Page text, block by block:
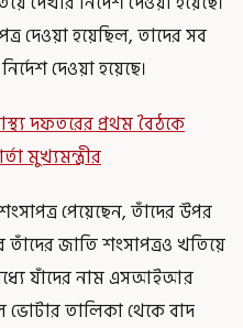
দেওয়া হয়েছিল, তাদের সব
দেওয়া হয়েছে।
দফতরের প্রথম বৈঠকে
মুখ্যমন্ত্রীর
পেয়েছেন, তাঁদের উপর
তাঁদের জাতি শংসাপত্রও খতিয়ে
মধ্যে যাঁদের নাম এসআইআর
ভোটার তালিকা থেকে বাদ